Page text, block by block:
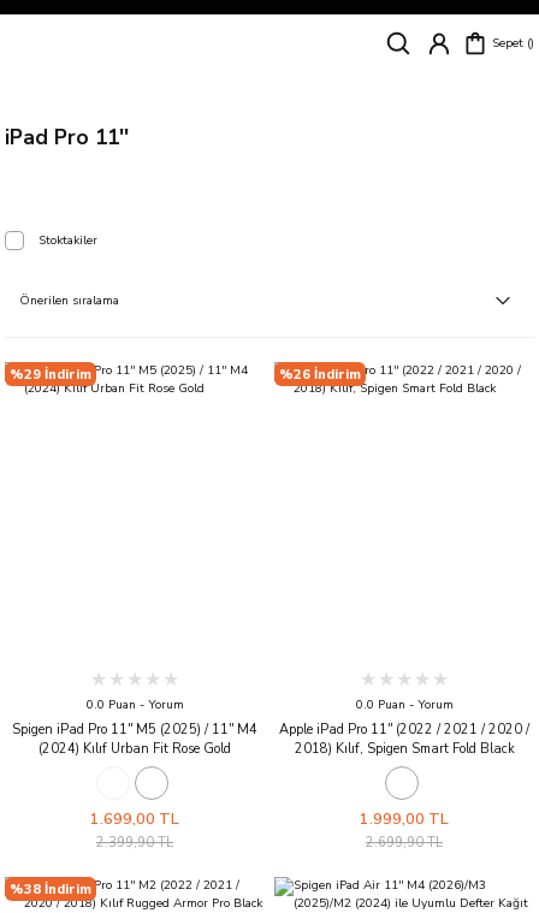
Siparişleriniz
Sepet
iPad Pro 11''
Stoktakiler
%29 İndirim
0.0 Puan - Yorum
Spigen iPad Pro 11'' M5 (2025) / 11'' M4
(2024) Kılıf Urban Fit Rose Gold
1.699,00 TL
2.399,90 TL
%26 İndirim
0.0 Puan - Yorum
Apple iPad Pro 11'' (2022 / 2021 / 2020 /
2018) Kılıf, Spigen Smart Fold Black
1.999,00 TL
2.699,90 TL
%38 İndirim